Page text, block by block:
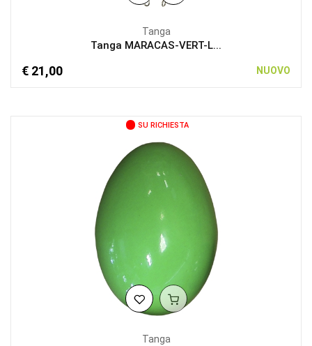
Tanga
Tanga MARACAS-VERT-L...
€ 21,00 NUOVO
SU RICHIESTA
Tanga